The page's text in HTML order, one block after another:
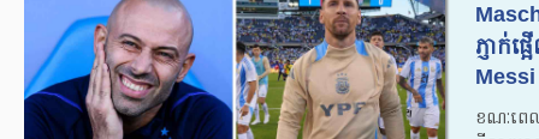
ភ្ញាក់
Messi
ខណៈពេ